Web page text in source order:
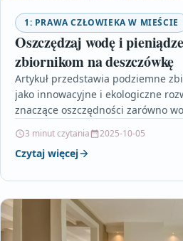
1: PRAWA CZŁOWIEKA W MIEŚCIE
Oszczędzaj wodę i
zbiornikom na deszczówkę
Artykuł przedstawia podziemne
jako innowacyjne i ekologiczne
znaczące oszczędności zarówno
3 minut czytania 2025-10-05
Czytaj więcej